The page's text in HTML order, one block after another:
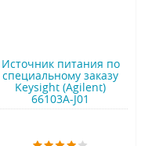
Источник питания по
специальному заказу
Keysight (Agilent)
66103A-J01